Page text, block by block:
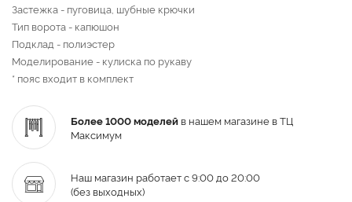
Застежка - пуговица, шубные крючки
Тип ворота - капюшон
Подклад - полиэстер
Моделирование - кулиска по рукаву
* пояс входит в комплект
Более 1000 моделей в нашем магазине в ТЦ
Максимум
Наш магазин работает с 9:00 до 20:00
(без выходных)